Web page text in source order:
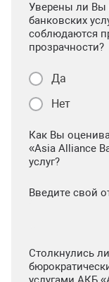
Уверены ли Вы
банковских
соблюдаются
прозрачности?
Да
Нет
Как Вы
«Asia Alliance
услуг?
Введите свой
Столкнулись